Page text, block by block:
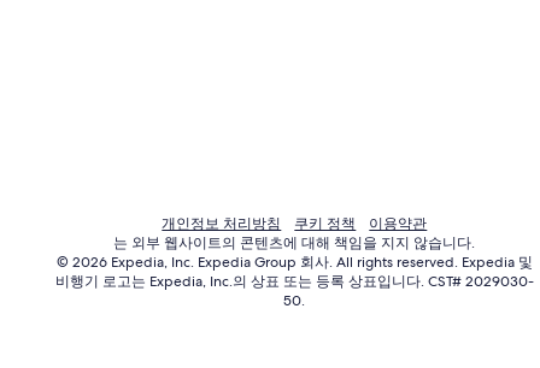
개인정보 처리방침 쿠키 정책
이용약관
는 외부 웹사이트의 콘텐츠에 대해 책임을 지지 않습니다.
© 2026 Expedia, Inc. Expedia Group 회사. All rights reserved. Expedia 및
비행기 로고는 Expedia, Inc.의 상표 또는 등록 상표입니다. CST# 2029030-
50.